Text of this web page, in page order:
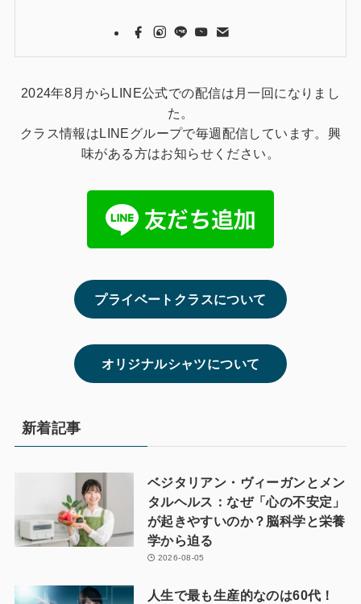
2024年8月からLINE公式での配信は月一回になりまし
た。
クラス情報はLINEグループで毎週配信しています。興
味がある方はお知らせください。
プライベートクラスについて
オリジナルシャツについて
新着記事
ベジタリアン・ヴィーガンとメン
タルヘルス：なぜ「心の不安定」
が起きやすいのか？脳科学と栄養
学から迫る
2026-08-05
人生で最も生産的なのは60代！